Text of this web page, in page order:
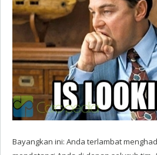
Bayangkan ini: Anda terlambat